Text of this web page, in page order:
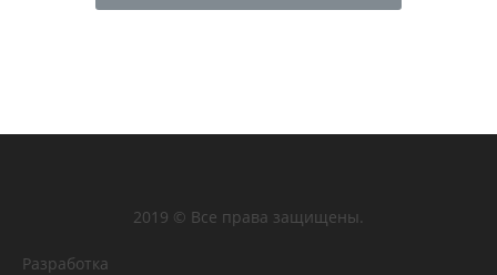
2019 © Все права защищены.
Разработка